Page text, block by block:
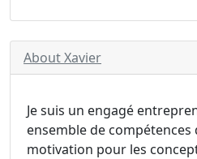
About Xavier
Je suis un engagé
ensemble de compétences
motivation pour les